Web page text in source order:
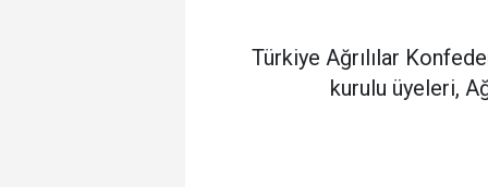
Türkiye Ağrılılar
kurulu üyeleri,